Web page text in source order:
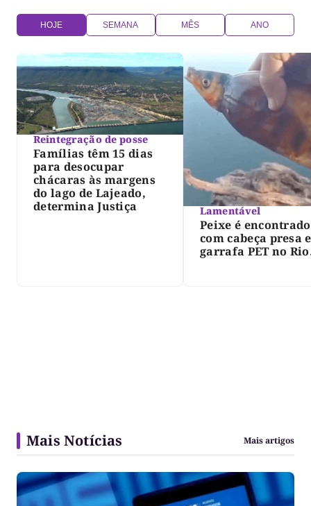
HOJE SEMANA MÊS ANO
Reintegração de posse
Famílias têm 15 dias
para desocupar
chácaras às margens
do lago de Lajeado,
determina Justiça
Lamentável
Peixe é encontrado
com cabeça presa
garrafa PET no Rio
Mais Notícias Mais artigos